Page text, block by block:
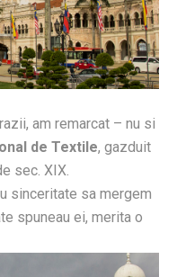
am remarcat – nu si
de Textile, gazduit
sec. XIX.
sinceritate sa mergem
spuneau ei, merita o